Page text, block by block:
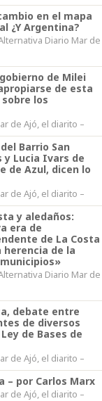
en el mapa
¿Y Argentina?
Diario Mar de
de Milei
de esta
los
de Ajó, el diarito –
Barrio San
y Lucia Ivars de
de Azul, dicen lo
de Ajó, el diarito –
y aledaños:
era de
de La Costa
herencia de la
Diario Mar de
debate entre
de diversos
de Bases de
de Ajó, el diarito –
– por Carlos Marx
de Ajó, el diarito –